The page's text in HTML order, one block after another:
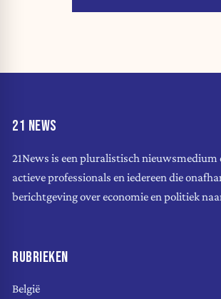
21 NEWS
21News is een pluralistisch
actieve professionals en iedereen die
berichtgeving over economie en politiek
RUBRIEKEN
België